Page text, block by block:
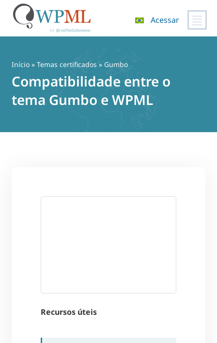
Acessar
Início » Temas certificados » Gumbo
Compatibilidade entre o
tema Gumbo e WPML
Recursos úteis